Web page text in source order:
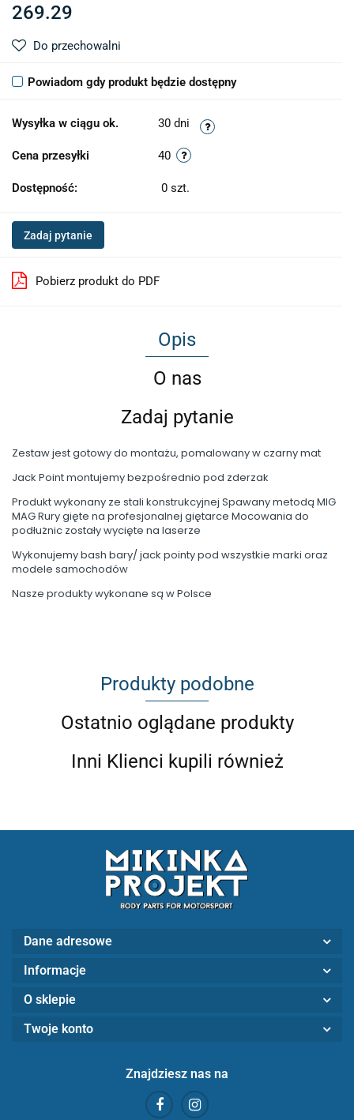
269.29
Do przechowalni
Powiadom gdy produkt będzie dostępny
Wysyłka w ciągu ok. 30 dni
Cena przesyłki 40
Dostępność: 0 szt.
Zadaj pytanie
Pobierz produkt do PDF
Opis
O nas
Zadaj pytanie
Zestaw jest gotowy do montażu, pomalowany w czarny mat
Jack Point montujemy bezpośrednio pod zderzak
Produkt wykonany ze stali konstrukcyjnej Spawany metodą MIG
MAG Rury gięte na profesjonalnej giętarce Mocowania do
podłużnic zostały wycięte na laserze
Wykonujemy bash bary/ jack pointy pod wszystkie marki oraz
modele samochodów
Nasze produkty wykonane są w Polsce
Produkty podobne
Ostatnio oglądane produkty
Inni Klienci kupili również
Dane adresowe
Informacje
O sklepie
Twoje konto
Znajdziesz nas na